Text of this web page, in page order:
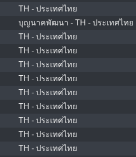
TH - ประเทศไทย
บุญนาคพัฒนา - TH - ประเทศไทย
TH - ประเทศไทย
TH - ประเทศไทย
TH - ประเทศไทย
TH - ประเทศไทย
TH - ประเทศไทย
TH - ประเทศไทย
TH - ประเทศไทย
TH - ประเทศไทย
TH - ประเทศไทย